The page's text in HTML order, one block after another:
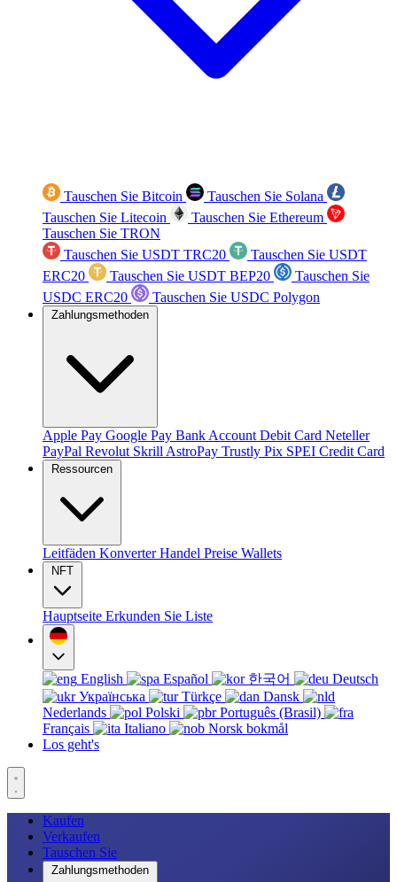
Tauschen Sie Bitcoin
Tauschen Sie Solana
Tauschen Sie Litecoin
Tauschen Sie Ethereum
Tauschen Sie TRON
Tauschen Sie USDT TRC20
Tauschen Sie USDT
ERC20
Tauschen Sie USDT BEP20
Tauschen Sie
USDC ERC20
Tauschen Sie USDC Polygon
Zahlungsmethoden
Apple Pay Google Pay Bank Account Debit Card Neteller
PayPal Revolut Skrill AstroPay Trustly Pix SPEI Credit Card
Ressourcen
Leitfäden KonverterHandel Preise Wallets
NFT
Hauptseite Erkunden Sie Liste
English Español 한국어
Deutsch
Українська
Türkçe
Dansk
Nederlands
Polski
Português (Brasil)
Français
Italiano
Norsk bokmål
Los geht's
Kaufen
Verkaufen
Tauschen Sie
Zahlungsmethoden